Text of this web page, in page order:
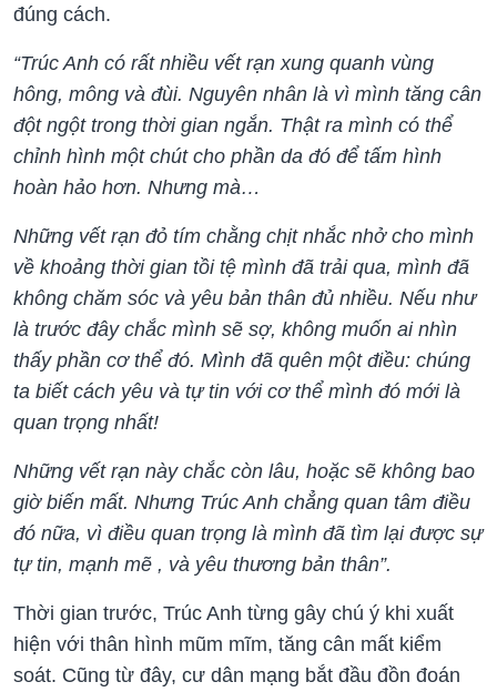
đúng cách.
“Trúc Anh có rất nhiều vết rạn xung quanh vùng
hông, mông và đùi. Nguyên nhân là vì mình tăng cân
đột ngột trong thời gian ngắn. Thật ra mình có thể
chỉnh hình một chút cho phần da đó để tấm hình
hoàn hảo hơn. Nhưng mà…
Những vết rạn đỏ tím chằng chịt nhắc nhở cho mình
về khoảng thời gian tồi tệ mình đã trải qua, mình đã
không chăm sóc và yêu bản thân đủ nhiều. Nếu như
là trước đây chắc mình sẽ sợ, không muốn ai nhìn
thấy phần cơ thể đó. Mình đã quên một điều: chúng
ta biết cách yêu và tự tin với cơ thể mình đó mới là
quan trọng nhất!
Những vết rạn này chắc còn lâu, hoặc sẽ không bao
giờ biến mất. Nhưng Trúc Anh chẳng quan tâm điều
đó nữa, vì điều quan trọng là mình đã tìm lại được sự
tự tin, mạnh mẽ , và yêu thương bản thân”.
Thời gian trước, Trúc Anh từng gây chú ý khi xuất
hiện với thân hình mũm mĩm, tăng cân mất kiểm
soát. Cũng từ đây, cư dân mạng bắt đầu đồn đoán